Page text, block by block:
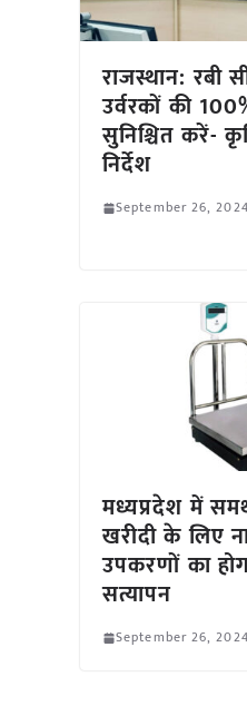
राजस्थान: रबी
उर्वरकों की
सुनिश्चित करें-
निर्देश
September 26, 2024
मध्यप्रदेश में
खरीदी के लिए
उपकरणों का
सत्यापन
September 26, 2024